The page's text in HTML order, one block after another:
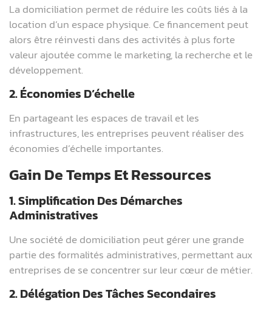
La domiciliation permet de réduire les coûts liés à la
location d’un espace physique. Ce financement peut
alors être réinvesti dans des activités à plus forte
valeur ajoutée comme le marketing, la recherche et le
développement.
2. Économies D’échelle
En partageant les espaces de travail et les
infrastructures, les entreprises peuvent réaliser des
économies d’échelle importantes.
Gain De Temps Et Ressources
1. Simplification Des Démarches
Administratives
Une société de domiciliation peut gérer une grande
partie des formalités administratives, permettant aux
entreprises de se concentrer sur leur cœur de métier.
2. Délégation Des Tâches Secondaires